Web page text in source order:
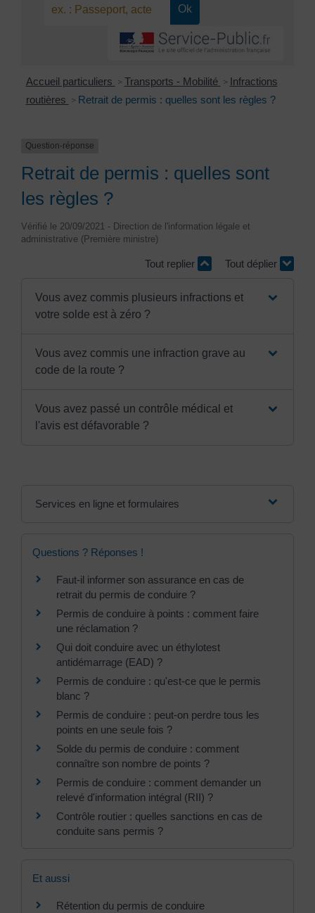
Accueil particuliers > Transports - Mobilité > Infractions
routières > Retrait de permis : quelles sont les règles ?
Question-réponse
Retrait de permis : quelles sont
les règles ?
Vérifié le 20/09/2021 - Direction de l'information légale et
administrative (Première ministre)
Tout replier Tout déplier
Vous avez commis plusieurs infractions et
votre solde est à zéro ?
Vous avez commis une infraction grave au
code de la route ?
Vous avez passé un contrôle médical et
l'avis est défavorable ?
Services en ligne et formulaires
Questions ? Réponses !
Faut-il informer son assurance en cas de
retrait du permis de conduire ?
Permis de conduire à points : comment faire
une réclamation ?
Qui doit conduire avec un éthylotest
antidémarrage (EAD) ?
Permis de conduire : qu'est-ce que le permis
blanc ?
Permis de conduire : peut-on perdre tous les
points en une seule fois ?
Solde du permis de conduire : comment
connaître son nombre de points ?
Permis de conduire : comment demander un
relevé d'information intégral (RII) ?
Contrôle routier : quelles sanctions en cas de
conduite sans permis ?
Et aussi
Rétention du permis de conduire